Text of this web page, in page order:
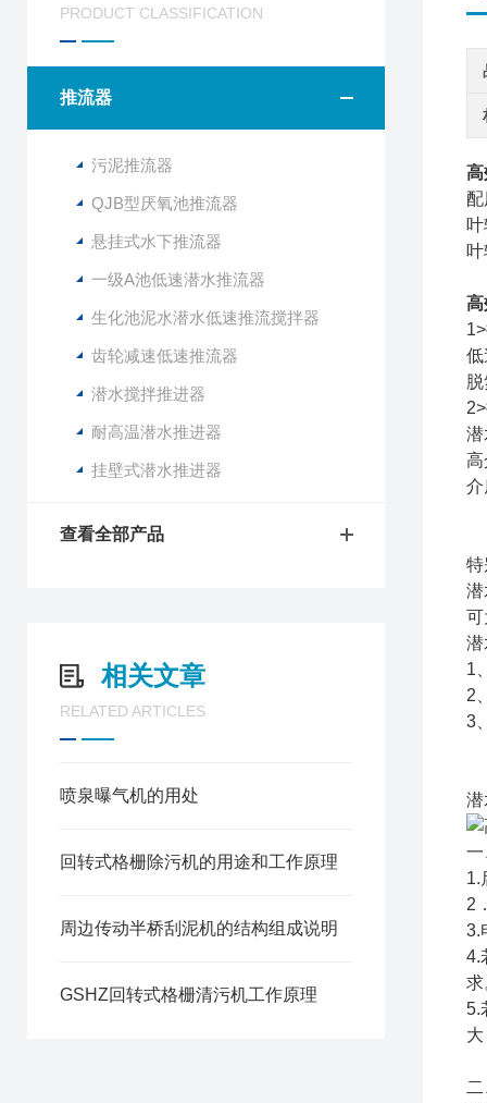
PRODUCT CLASSIFICATION
推流器
污泥推流器
QJB型厌氧池推流器
悬挂式水下推流器
一级A池低速潜水推流器
生化池泥水潜水低速推流搅拌器
齿轮减速低速推流器
潜水搅拌推进器
耐高温潜水推进器
挂壁式潜水推进器
查看全部产品
相关文章
RELATED ARTICLES
喷泉曝气机的用处
回转式格栅除污机的用途和工作原理
周边传动半桥刮泥机的结构组成说明
GSHZ回转式格栅清污机工作原理
高
高
低
潜
高
介
特
潜
可
潜
1
2
3
潜
一
1.
2
3.
4.
求
5.